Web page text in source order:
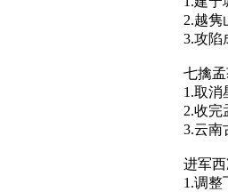
2.越隽
3.攻陷
七擒
1.取消
2.收完
3.云南
进军
1.调整